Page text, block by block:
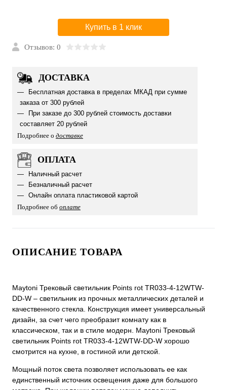
Купить в 1 клик
Отзывов: 0
ДОСТАВКА
Бесплатная доставка в пределах МКАД при сумме
заказа от 300 рублей
При заказе до 300 рублей стоимость доставки
составляет 20 рублей
Подробнее о доставке
ОПЛАТА
Наличный расчет
Безналичный расчет
Онлайн оплата пластиковой картой
Подробнее об оплате
ОПИСАНИЕ ТОВАРА
Maytoni Трековый светильник Points rot TR033-4-12WTW-
DD-W – светильник из прочных металлических деталей и
качественного стекла. Конструкция имеет универсальный
дизайн, за счет чего преобразит комнату как в
классическом, так и в стиле модерн. Maytoni Трековый
светильник Points rot TR033-4-12WTW-DD-W хорошо
смотрится на кухне, в гостиной или детской.
Мощный поток света позволяет использовать ее как
единственный источник освещения даже для большого